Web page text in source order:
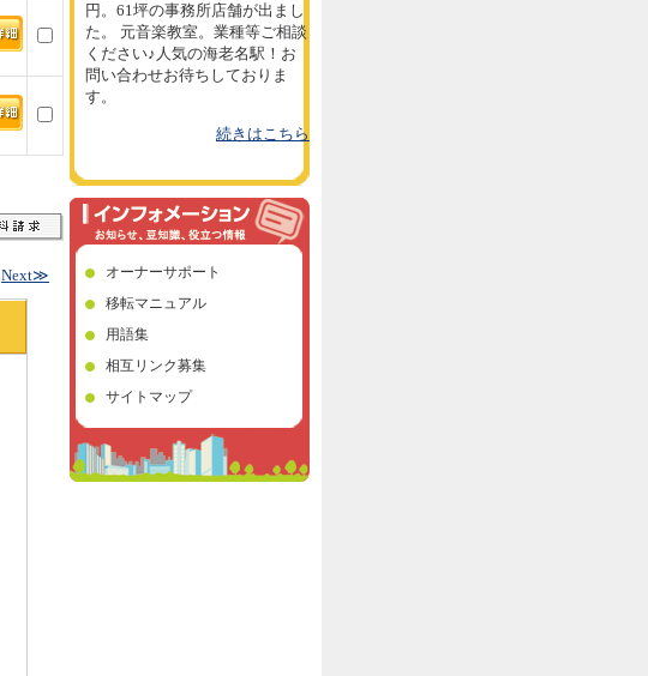
Next≫
円。61坪の事務所店舗が出まし
た。 元音楽教室。業種等ご相談
ください♪人気の海老名駅！お
問い合わせお待ちしておりま
す。
続きはこちら
オーナーサポート
移転マニュアル
用語集
相互リンク募集
サイトマップ